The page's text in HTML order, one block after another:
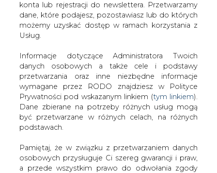
konta lub rejestracji do newslettera. Przetwarzamy
dane, które podajesz, pozostawiasz lub do których
możemy uzyskać dostęp w ramach korzystania z
Usług.
Informacje dotyczące Administratora Twoich
danych osobowych a także cele i podstawy
przetwarzania oraz inne niezbędne informacje
wymagane przez RODO znajdziesz w Polityce
Prywatności pod wskazanym linkiem (tym linkiem).
Dane zbierane na potrzeby różnych usług mogą
być przetwarzane w różnych celach, na różnych
podstawach.
Pamiętaj, że w związku z przetwarzaniem danych
osobowych przysługuje Ci szereg gwarancji i praw,
a przede wszystkim prawo do odwołania zgody
Strona główna TRANSPORT /
PKP Intercity za ponad
550 mln zł kupuje 16 lokomotyw hybrydowych
Redakcja
drukuj
skomentuj
udostępnij